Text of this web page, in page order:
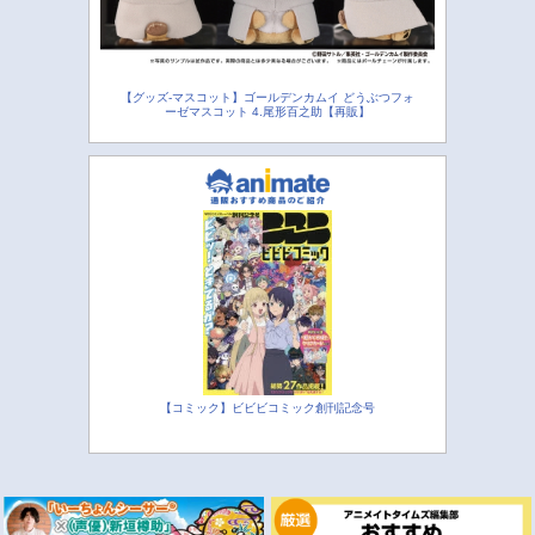
【グッズ-マスコット】ゴールデンカムイ どうぶつフォ
ーゼマスコット 4.尾形百之助【再販】
【コミック】ビビビコミック創刊記念号